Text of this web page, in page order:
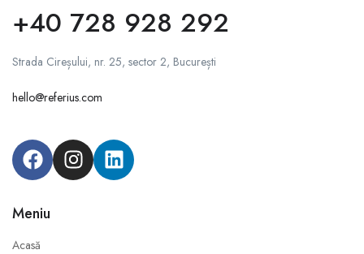
+40 728 928 292
Strada Cireșului, nr. 25, sector 2, București
hello@referius.com
Meniu
Acasă